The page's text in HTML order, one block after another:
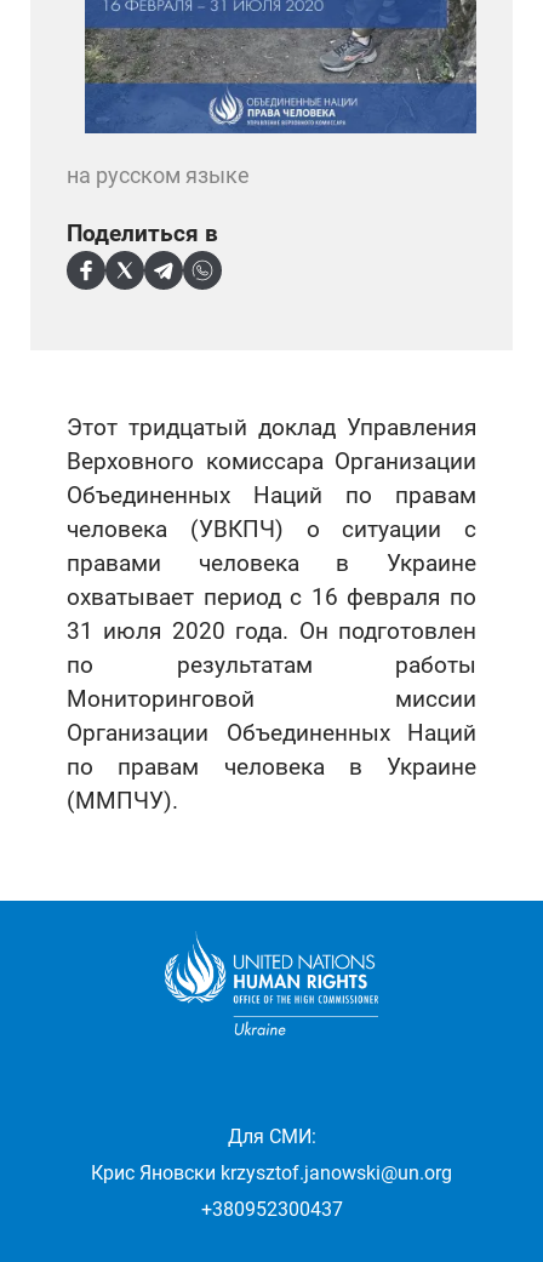
Этот тридцатый доклад Управления
Верховного комиссара Организации
Объединенных Наций по правам
человека (УВКПЧ) о ситуации с
правами человека в Украине
охватывает период с 16 февраля по
31 июля 2020 года. Он подготовлен
по результатам работы
Мониторинговой миссии
Организации Объединенных Наций
по правам человека в Украине
(ММПЧУ).
на русском языке
Поделиться в
Для СМИ:
Крис Яновски krzysztof.janowski@un.org
+380952300437